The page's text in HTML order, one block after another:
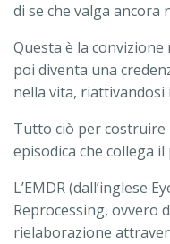
di se che valga ancora
Questa è la
poi diventa una
nella vita, riattivandosi
Tutto ciò per
episodica che collega
L’EMDR (dall’inglese
Reprocessing, ovvero
rielaborazione